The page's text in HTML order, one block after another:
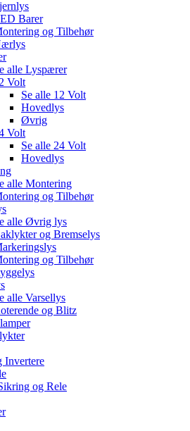
Barer
og Tilbehør
alle Lyspærer
Volt
Se alle 12 Volt
Hovedlys
Øvrig
Volt
Se alle 24 Volt
Hovedlys
alle Montering
og Tilbehør
alle Øvrig lys
og Bremselys
og Tilbehør
alle Varsellys
og Blitz
Invertere
og Rele